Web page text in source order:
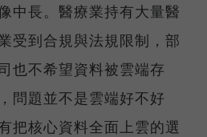
中長。醫療業持有大量醫
受到合規與法規限制，部
也不希望資料被雲端存
問題並不是雲端好不好
把核心資料全面上雲的選